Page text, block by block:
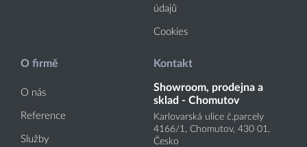
údajů
Cookies
O firmě
O nás
Reference
Služby
Kontakt
Showroom, prodejna a
sklad - Chomutov
Karlovarská ulice č.parcely
4166/1, Chomutov, 430 01,
Česko